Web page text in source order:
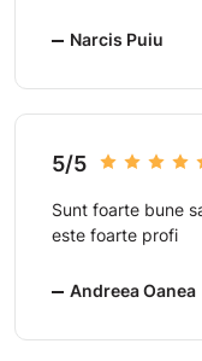
Narcis Puiu
5/5
Sunt foarte bune
este foarte profi
Andreea Oanea